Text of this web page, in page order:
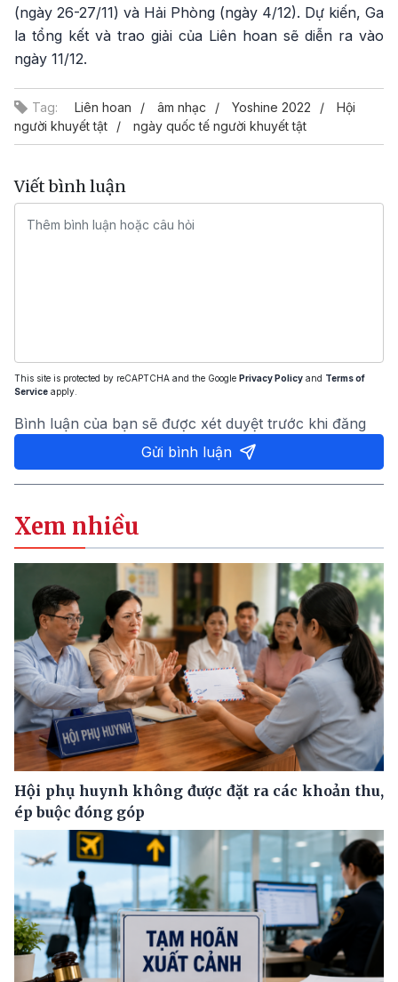
(ngày 26-27/11) và Hải Phòng (ngày 4/12). Dự kiến, Ga
la tổng kết và trao giải của Liên hoan sẽ diễn ra vào
ngày 11/12.
Tag: Liên hoan âm nhạc Yoshine 2022
Hội
người khuyết tật
ngày quốc tế người khuyết tật
Viết bình luận
This site is protected by reCAPTCHA and the Google Privacy Policy and Terms of
Service apply.
Bình luận của bạn sẽ được xét duyệt trước khi đăng
Gửi bình luận
Xem nhiều
Hội phụ huynh không được đặt ra các khoản thu,
ép buộc đóng góp